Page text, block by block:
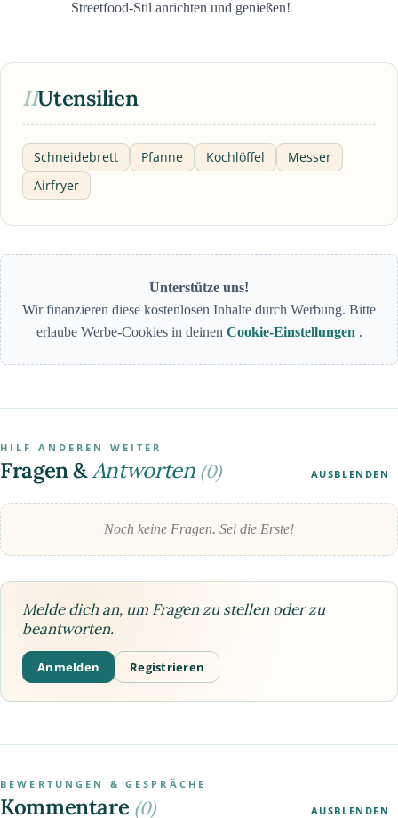
Streetfood-Stil anrichten und genießen!
IIUtensilien
Schneidebrett Pfanne Kochlöffel
Messer
Airfryer
Unterstütze uns!
Wir finanzieren diese kostenlosen Inhalte durch Werbung. Bitte
erlaube Werbe-Cookies in deinen Cookie-Einstellungen .
HILF ANDEREN WEITER
Fragen &Antworten (0) AUSBLENDEN
Noch keine Fragen. Sei die Erste!
Melde dich an, um Fragen zu stellen oder zu
beantworten.
Anmelden Registrieren
BEWERTUNGEN & GESPRÄCHE
Kommentare (0) AUSBLENDEN